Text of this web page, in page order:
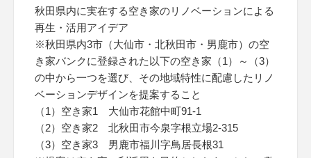
秋田県内に実在する空き家のリノベーションによる
再生・活用アイデア
※秋田県内3市（大仙市・北秋田市・男鹿市）の空
き家バンクに登録された以下の空き家（1）～（3）
の中から一つを選び、その地域特性に配慮したリノ
ベーションデザインを提案すること
（1）空き家1 大仙市花館中町91-1
（2）空き家2 北秋田市今泉字根立場2-315
（3）空き家3 男鹿市福川字鳥居長根31